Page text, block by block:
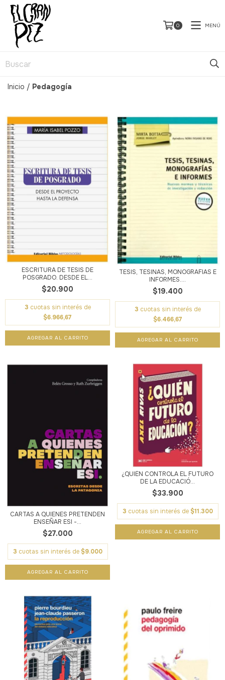
0 MENÚ
Inicio / Pedagogía
ESCRITURA DE TESIS DE
POSGRADO. DESDE EL...
$20.900
3 cuotas sin interés de
$6.966,67
TESIS, TESINAS, MONOGRAFIAS E
INFORMES....
$19.400
3 cuotas sin interés de
$6.466,67
CARTAS A QUIENES PRETENDEN
ENSEÑAR ESI -...
$27.000
3 cuotas sin interés de $9.000
¿QUIÉN CONTROLA EL FUTURO
DE LA EDUCACIÓ...
$33.900
3 cuotas sin interés de $11.300